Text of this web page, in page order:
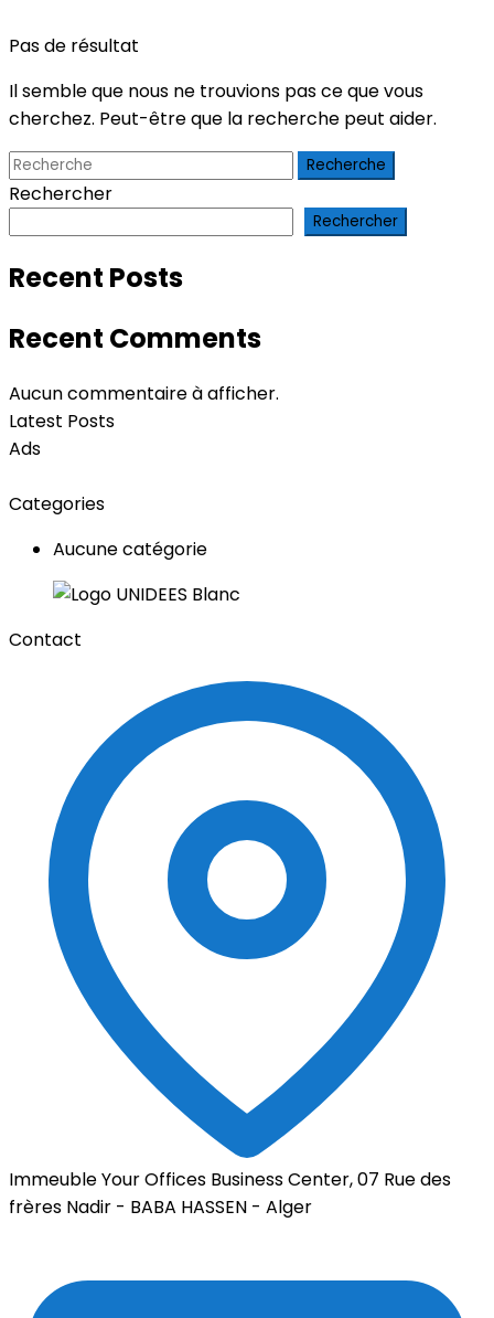
Pas de résultat
Il semble que nous ne trouvions pas ce que vous
cherchez. Peut-être que la recherche peut aider.
Recherche
Rechercher
Rechercher
Recent Posts
Recent Comments
Aucun commentaire à afficher.
Latest Posts
Ads
Categories
Aucune catégorie
Contact
Immeuble Your Offices Business Center, 07 Rue des
frères Nadir - BABA HASSEN - Alger